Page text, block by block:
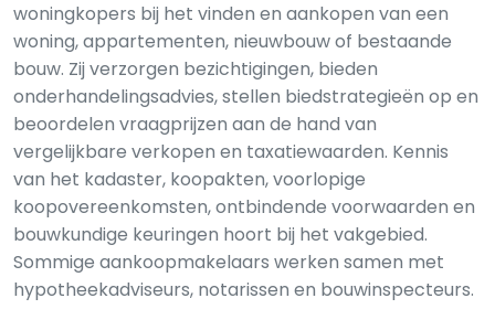
woningkopers bij het vinden en aankopen van een
woning, appartementen, nieuwbouw of bestaande
bouw. Zij verzorgen bezichtigingen, bieden
onderhandelingsadvies, stellen biedstrategieën op en
beoordelen vraagprijzen aan de hand van
vergelijkbare verkopen en taxatiewaarden. Kennis
van het kadaster, koopakten, voorlopige
koopovereenkomsten, ontbindende voorwaarden en
bouwkundige keuringen hoort bij het vakgebied.
Sommige aankoopmakelaars werken samen met
hypotheekadviseurs, notarissen en bouwinspecteurs.